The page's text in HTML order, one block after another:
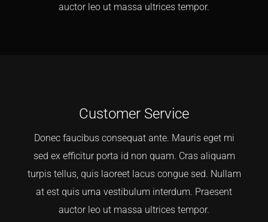
auctor leo ut massa ultrices tempor.
Customer Service
Donec faucibus consequat ante. Mauris eget mi
sed ex efficitur porta id non quam. Cras aliquam
turpis tellus, quis laoreet lacus congue sed. Nullam
at est quis urna vestibulum interdum. Praesent
auctor leo ut massa ultrices tempor.